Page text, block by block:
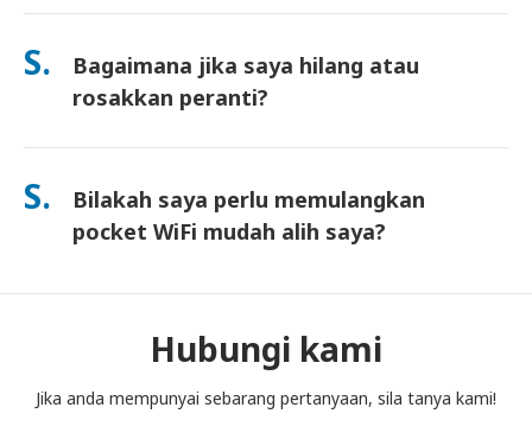
Ya—sambung sehingga 10 peranti serentak (telefon, tablet,
sertakan power bank percuma untuk kegunaan sepanjang hari.
S.
Bagaimana jika saya hilang atau
rosakkan peranti?
Anda boleh menambah Insurans semasa checkout untuk
yuran penggantian akan dikenakan. Jika sesuatu berlaku,
hubungi kami dengan segera—kami akan bantu anda kekal
terhubung.
S.
Bilakah saya perlu memulangkan
pocket WiFi mudah alih saya?
selepas tamat tempoh sewaan. Jika anda lewat
memulangkan, anda akan dikenakan bayaran.
Hubungi kami
Jika anda mempunyai sebarang pertanyaan, sila tanya kami!